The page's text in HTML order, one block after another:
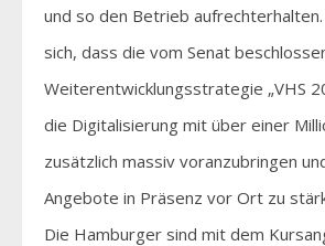
und so den Betrieb
sich, dass die vom Senat
Weiterentwicklungsstrategie „VHS
die Digitalisierung mit über einer
zusätzlich massiv voranzubringen
Angebote in Präsenz vor Ort zu
Die Hamburger sind mit dem